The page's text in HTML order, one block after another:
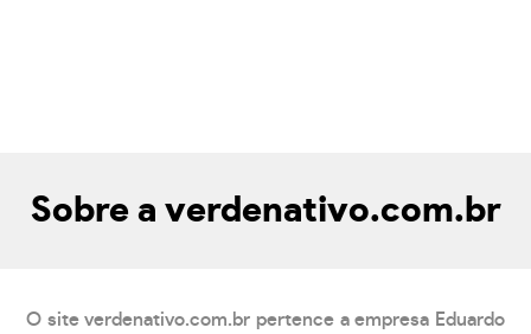
Sobre a verdenativo.com.br
O site verdenativo.com.br pertence a empresa Eduardo